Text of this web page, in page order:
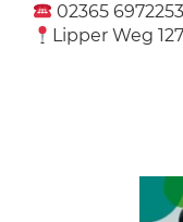
02365 6972253
Lipper Weg